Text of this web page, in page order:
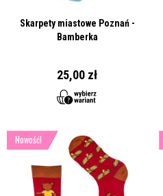
Skarpety miastowe Poznań -
Bamberka
25,00 zł
Nowość!